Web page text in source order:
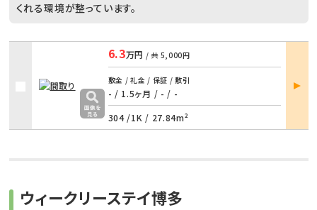
くれる環境が整っています。
6.3万円 / 共 5,000円
敷金 / 礼金 / 保証 / 敷引
- / 1.5ヶ月 / - / -
304 /1K / 27.84m²
部屋
詳細
ウィークリーステイ博多